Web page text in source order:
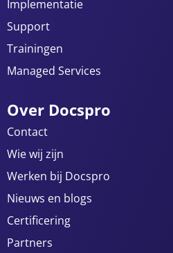
Implementatie
Support
Trainingen
Managed Services
Over Docspro
Contact
Wie wij zijn
Werken bij Docspro
Nieuws en blogs
Certificering
Partners